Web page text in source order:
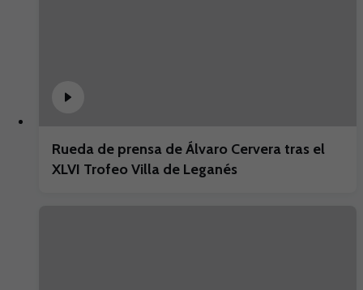
Rueda de prensa de Álvaro Cervera tras el
XLVI Trofeo Villa de Leganés